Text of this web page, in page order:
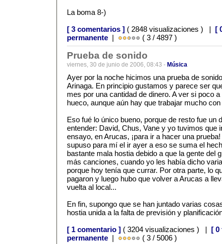
La boma 8-)
[ 3 comentarios ] ( 2848 visualizaciones ) | [
permanente | ( 3 / 4897 )
Prueba de sonido
viernes, 30 de junio de 2006, 08:43 - Música
Ayer por la noche hicimos una prueba de
Arinaga. En principio gustamos y parece ser
mes por una cantidad de dinero. A ver si poco
hueco, aunque aún hay que trabajar mucho
Eso fué lo único bueno, porque de resto fue un
entender: David, Chus, Vane y yo tuvimos que
ensayo, en Arucas, ¡para ir a hacer una
supuso para mí el ir ayer a eso se suma el
bastante mala hostia debido a que la gente del
más canciones, cuando yo les había dicho
porque hoy tenía que currar. Por otra parte, lo
pagaron y luego hubo que volver a Arucas a
vuelta al local...
En fin, supongo que se han juntado varias
hostia unida a la falta de previsión y
[ 1 comentario ] ( 3204 visualizaciones ) | [ 0
permanente | ( 3 / 5006 )